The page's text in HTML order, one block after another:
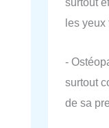
les yeux
-
surtout
de sa